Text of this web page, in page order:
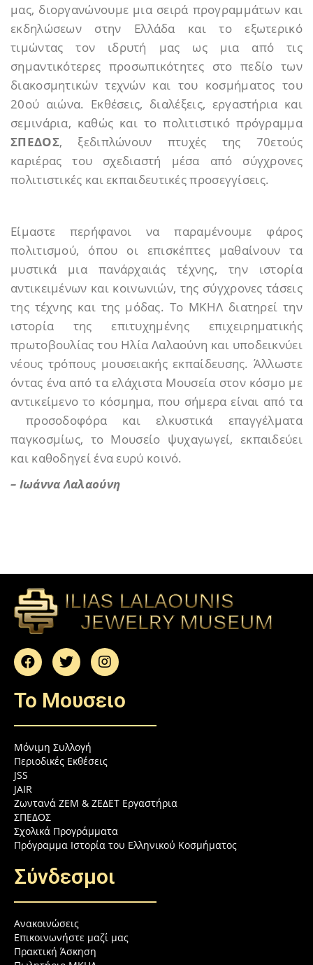
μας, διοργανώνουμε μια σειρά προγραμμάτων και
εκδηλώσεων στην Ελλάδα και το εξωτερικό
τιμώντας τον ιδρυτή μας ως μια από τις
σημαντικότερες προσωπικότητες στο πεδίο των
διακοσμητικών τεχνών και του κοσμήματος του
20ού αιώνα. Εκθέσεις, διαλέξεις, εργαστήρια και
σεμινάρια, καθώς και το πολιτιστικό πρόγραμμα
ΣΠΕΔΟΣ, ξεδιπλώνουν πτυχές της 70ετούς
καριέρας του σχεδιαστή μέσα από σύγχρονες
πολιτιστικές και εκπαιδευτικές προσεγγίσεις.
Είμαστε περήφανοι να παραμένουμε φάρος
πολιτισμού, όπου οι επισκέπτες μαθαίνουν τα
μυστικά μια πανάρχαιάς τέχνης, την ιστορία
αντικειμένων και κοινωνιών, της σύγχρονες τάσεις
της τέχνης και της μόδας. Το ΜΚΗΛ διατηρεί την
ιστορία της επιτυχημένης επιχειρηματικής
πρωτοβουλίας του Ηλία Λαλαούνη και υποδεικνύει
νέους τρόπους μουσειακής εκπαίδευσης. Άλλωστε
όντας ένα από τα ελάχιστα Μουσεία στον κόσμο με
αντικείμενο το κόσμημα, που σήμερα είναι από τα
προσοδοφόρα και ελκυστικά επαγγέλματα
παγκοσμίως, το Μουσείο ψυχαγωγεί, εκπαιδεύει
και καθοδηγεί ένα ευρύ κοινό.
– Ιωάννα Λαλαούνη
To Μουσειο
Μόνιμη Συλλογή
Περιοδικές Εκθέσεις
JSS
JAIR
Ζωντανά ZEM & ZEΔΕΤ Εργαστήρια
ΣΠΕΔΟΣ
Σχολικά Προγράμματα
Πρόγραμμα Ιστορία του Ελληνικού Κοσμήματος
Σύνδεσμοι
Ανακοινώσεις
Επικοινωνήστε μαζί μας
Πρακτική Άσκηση